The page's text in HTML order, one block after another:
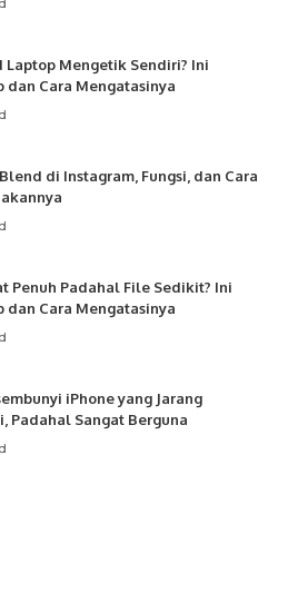
Laptop Mengetik Sendiri? Ini
dan Cara Mengatasinya
di Instagram, Fungsi, dan Cara
Penuh Padahal File Sedikit? Ini
dan Cara Mengatasinya
iPhone yang Jarang
Padahal Sangat Berguna